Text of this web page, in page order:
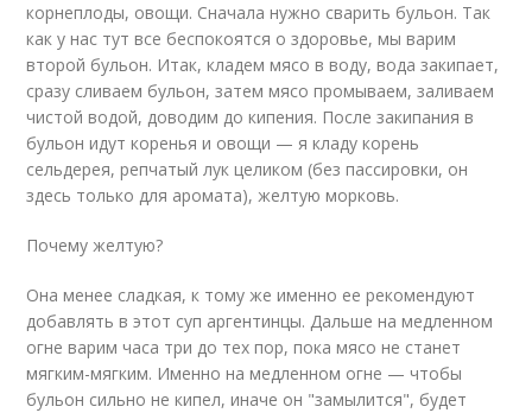
корнеплоды, овощи. Сначала нужно сварить бульон. Так
как у нас тут все беспокоятся о здоровье, мы варим
второй бульон. Итак, кладем мясо в воду, вода закипает,
сразу сливаем бульон, затем мясо промываем, заливаем
чистой водой, доводим до кипения. После закипания в
бульон идут коренья и овощи — я кладу корень
сельдерея, репчатый лук целиком (без пассировки, он
здесь только для аромата), желтую морковь.
Почему желтую?
Она менее сладкая, к тому же именно ее рекомендуют
добавлять в этот суп аргентинцы. Дальше на медленном
огне варим часа три до тех пор, пока мясо не станет
мягким-мягким. Именно на медленном огне — чтобы
бульон сильно не кипел, иначе он "замылится", будет